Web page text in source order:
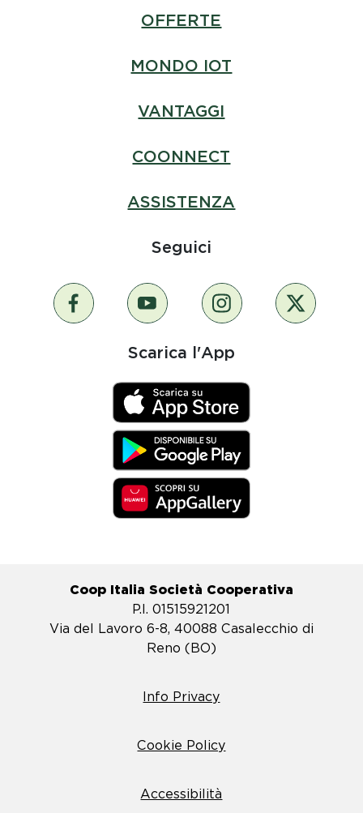
OFFERTE
MONDO IOT
VANTAGGI
COONNECT
ASSISTENZA
Seguici
Scarica l'App
Coop Italia Società Cooperativa
P.I. 01515921201
Via del Lavoro 6-8, 40088 Casalecchio di
Reno (BO)
Info Privacy
Cookie Policy
Accessibilità